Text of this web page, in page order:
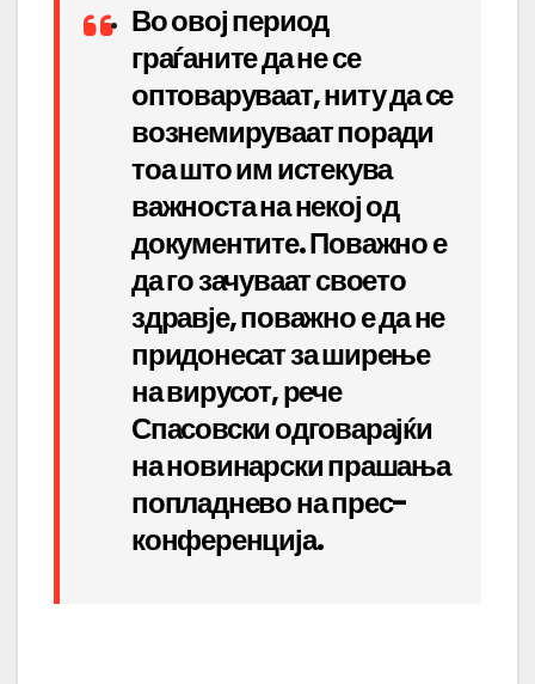
Во овој период
граѓаните да не се
оптоваруваат, ниту да се
вознемируваат поради
тоа што им истекува
важноста на некој од
документите. Поважно е
да го зачуваат своето
здравје, поважно е да не
придонесат за ширење
на вирусот, рече
Спасовски одговарајќи
на новинарски прашања
попладнево на прес-
конференција.